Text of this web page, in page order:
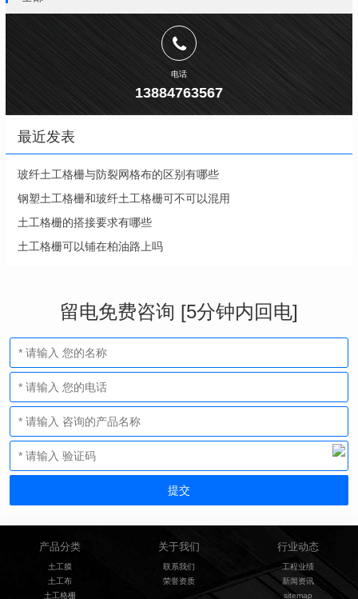
电话
13884763567
最近发表
玻纤土工格栅与防裂网格布的区别有哪些
钢塑土工格栅和玻纤土工格栅可不可以混用
土工格栅的搭接要求有哪些
土工格栅可以铺在柏油路上吗
留电免费咨询 [5分钟内回电]
产品分类
土工膜
土工布
土工格栅
关于我们
联系我们
荣誉资质
行业动态
工程业绩
新闻资讯
sitemap